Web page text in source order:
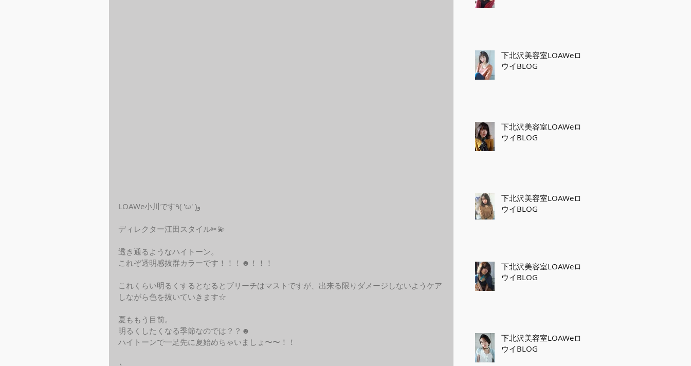
ディレクター江田スタイル✂︎💫
透き通るようなハイトーン。
これぞ透明感抜群カラーです！！！☻！！！
これくらい明るくするとなるとブリーチはマストですが、出来る限りダメージしないようケア
しながら色を抜いていきます☆
夏ももう目前。
明るくしたくなる季節なのでは？？☻
ハイトーンで一足先に夏始めちゃいましょ〜〜！！
下北沢美容室LOAWeロ
ウイBLOG
下北沢美容室LOAWeロ
ウイBLOG
下北沢美容室LOAWeロ
ウイBLOG
下北沢美容室LOAWeロ
ウイBLOG
下北沢美容室LOAWeロ
ウイBLOG